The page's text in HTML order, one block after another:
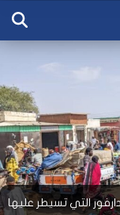
التي تسيطر عليها